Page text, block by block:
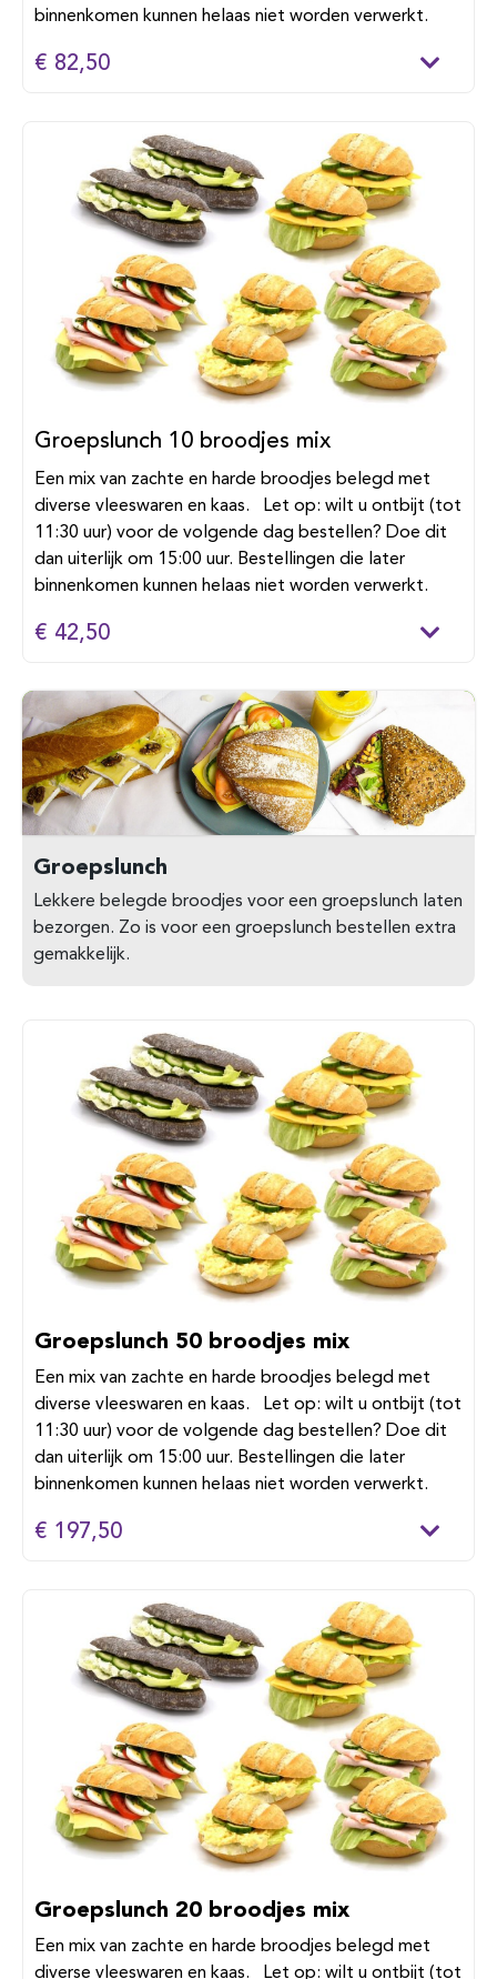
binnenkomen kunnen helaas niet worden verwerkt.
€ 82,50
Groepslunch 10 broodjes mix
Een mix van zachte en harde broodjes belegd met
diverse vleeswaren en kaas. Let op: wilt u ontbijt (tot
11:30 uur) voor de volgende dag bestellen? Doe dit
dan uiterlijk om 15:00 uur. Bestellingen die later
binnenkomen kunnen helaas niet worden verwerkt.
€ 42,50
Groepslunch
Lekkere belegde broodjes voor een groepslunch laten
bezorgen. Zo is voor een groepslunch bestellen extra
gemakkelijk.
Groepslunch 50 broodjes mix
Een mix van zachte en harde broodjes belegd met
diverse vleeswaren en kaas. Let op: wilt u ontbijt (tot
11:30 uur) voor de volgende dag bestellen? Doe dit
dan uiterlijk om 15:00 uur. Bestellingen die later
binnenkomen kunnen helaas niet worden verwerkt.
€ 197,50
Groepslunch 20 broodjes mix
Een mix van zachte en harde broodjes belegd met
diverse vleeswaren en kaas. Let op: wilt u ontbijt (tot